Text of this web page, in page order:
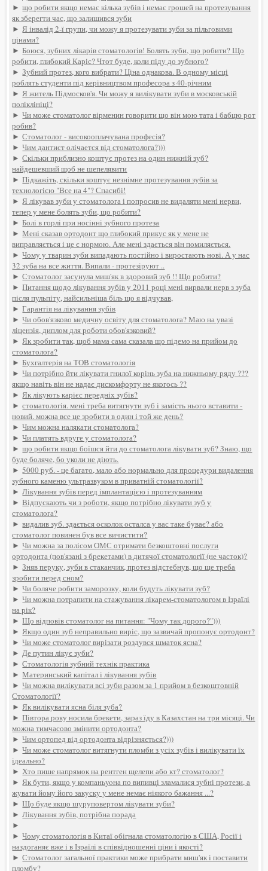
►що робити якщо немає кілька зубів і немає грошей на протезування
як зберегти час, що залишився зуби
►Я інвалід 2-ї групи, чи можу я протезувати зуби за пільговими
цінами?
►Боюся, зубних лікарів стоматологів! Болять зуби, що робити? Що
робити, глибокий Каріс? Чтот буде, коли піду до зубного?
►Зубний протез, кого вибрати? Ціна однакова. В одному місці
роблять студенти під керівництвом професора з 40-річним
►Я житель Підмосков'я. Чи можу я вилікувати зуби в московській
поліклініці?
►Чи може стоматолог вірменин говорити що він мою тата і бабцю рот
робив?
►Стоматолог - високооплачувана професія?
►Чим дантист олічается від стоматолога?)))
►Скільки приблизно коштує протез на один нижній зуб?
найдешевший щоб не шепелявити
►Підкажіть, скільки коштує незнімне протезування зубів за
технологією "Все на 4"? Спасибі!
►Я лікував зуби у стоматолога і попросив не видаляти мені нерви,
тепер у мене болять зуби, що робити?
►Болі в горлі при носінні зубного протеза
►Мені сказав ортодонт що глибокий прикус як у мене не
виправляється і це є нормою. Але мені здається він помиляється.
►Чому у тварин зуби випадають постійно і виростають нові. А у нас
32 зуба на все життя. Випали - протезіруют ..
►Стоматолог засунула миш'як в здоровий зуб !! Що робити?
►Питання щодо лікування зубів у 2011 році мені вирвали нерв з зуба
після пульпіту, найсильніша біль що я відчував,
►Гарантія на лікування зубів
►Чи обов'язково медичну освіту для стоматолога? Маю на увазі
ліцензія, диплом для роботи обов'язковий?
►Як зробити так, щоб мама сама сказала що підемо на прийом до
стоматолога?
►Бухгалтерія на ТОВ стоматологія
►Чи потрібно йти лікувати гнилої корінь зуба на нижньому ряду ???
якщо навіть він не надає дискомфорту не якогось ??
►Як лікують карієс передніх зубів?
►стоматологія. мені треба витягнути зуб і замість нього вставити -
новий. можна все це зробити в один і той же день?
►Чим можна налякати стоматолога?
►Чи платять вдруге у стоматолога?
►що робити якщо боїшся йти до стоматолога лікувати зуб? Знаю, що
буде боляче, бо уколи не діють.
►5000 руб. - це багато, мало або нормально для процедури видалення
зубного каменю ультразвуком в приватній стоматології?
►Лікування зубів перед імплантацією і протезуванням
►Відпускають чи з роботи, якщо потрібно лікувати зуб у
стоматолога?
►видалив зуб. здається осколок осталса у вас таке буває? або
стоматолог повинен був все вичистити?
►Чи можна за полісом ОМС отримати безкоштовні послуги
ортодонта (пов'язані з брекетами) в дитячої стоматології (не часток)?
►Зняв перуку, зуби в стаканчик, протез відстебнув, що ще треба
зробити перед сном?
►Чи боляче робити заморозку, коли будуть лікувати зуб?
►Чи можна потрапити на стажування лікарем-стоматологом в Ізраїлі
на рік?
►Що відповів стоматолог на питання: "Чому так дорого?")))
►Якщо один зуб неправильно виріс, що зазвичай пропонує ортодонт?
►Чи може стоматолог вирізати роздувся шматок ясна?
►Де путин лікує зуби?
►Стоматологія зубний технік практика
►Материнський капітал і лікування зубів
►Чи можна вилікувати всі зуби разом за 1 прийом в безкоштовній
Стоматології?
►Як вилікувати ясна біля зуба?
►Півтора року носила брекети, зараз їду в Казахстан на три місяці. Чи
можна тимчасово змінити ортодонта?
►Чим ортопед від ортодонта відрізняється?)))
►Чи може стоматолог витягнути пломби з усіх зубів і вилікувати їх
ідеально?
►Хто пише напрямок на рентген щелепи або кт? стоматолог?
►Як бути, якщо у компаньyoна по випивці зламалися зубні протези, а
жувати йому його закуску у мене немає ніякого бажання ...?
►Що буде якщо шуруповертом лікувати зуби?
►Лікування зубів, потрібна порада
►
►Чому стоматологія в Китаї обігнала стоматологію в США, Росії і
наздоганяє вже і в Ізраїлі в співвідношенні ціни і якості?
►Стоматолог загальної практики може прибрати миш'як і поставити
пломбу?